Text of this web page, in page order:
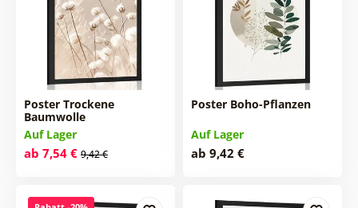
Poster Trockene
Baumwolle
Auf Lager
ab 7,54 € 9,42 €
Poster Boho-Pflanzen
Auf Lager
ab 9,42 €